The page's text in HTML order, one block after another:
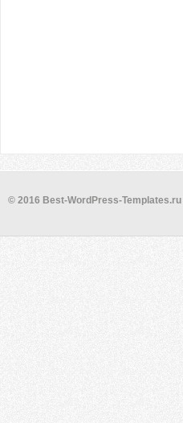
© 2016 Best-WordPress-Templates.ru